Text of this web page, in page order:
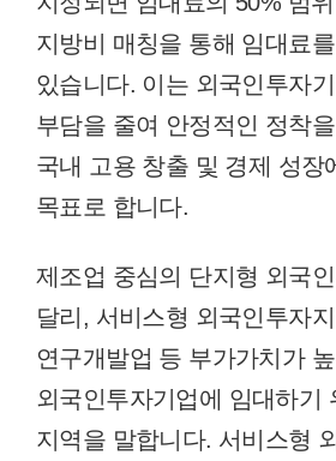
지방비 매칭을 통해 임대료
있습니다. 이는 외국인투자
부담을 줄여 안정적인 정착
국내 고용 창출 및 경제 성장
목표로 합니다.
제조업 중심의 단지형 외국
달리, 서비스형 외국인투자
연구개발업 등 부가가치가
외국인투자기업에 임대하기
지역을 말합니다. 서비스형